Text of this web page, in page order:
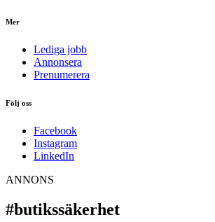
Mer
Lediga jobb
Annonsera
Prenumerera
Följ oss
Facebook
Instagram
LinkedIn
ANNONS
#butikssäkerhet